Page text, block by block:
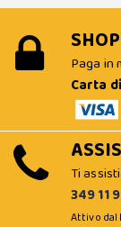
Paga in
Carta
Ti
349 11
Attivo dal